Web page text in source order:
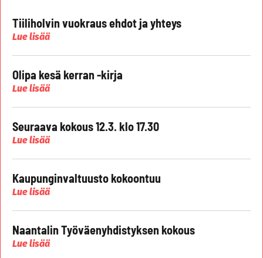
Tiiliholvin vuokraus ehdot ja yhteys
Lue lisää
Olipa kesä kerran -kirja
Lue lisää
Seuraava kokous 12.3. klo 17.30
Lue lisää
Kaupunginvaltuusto kokoontuu
Lue lisää
Naantalin Työväenyhdistyksen kokous
Lue lisää